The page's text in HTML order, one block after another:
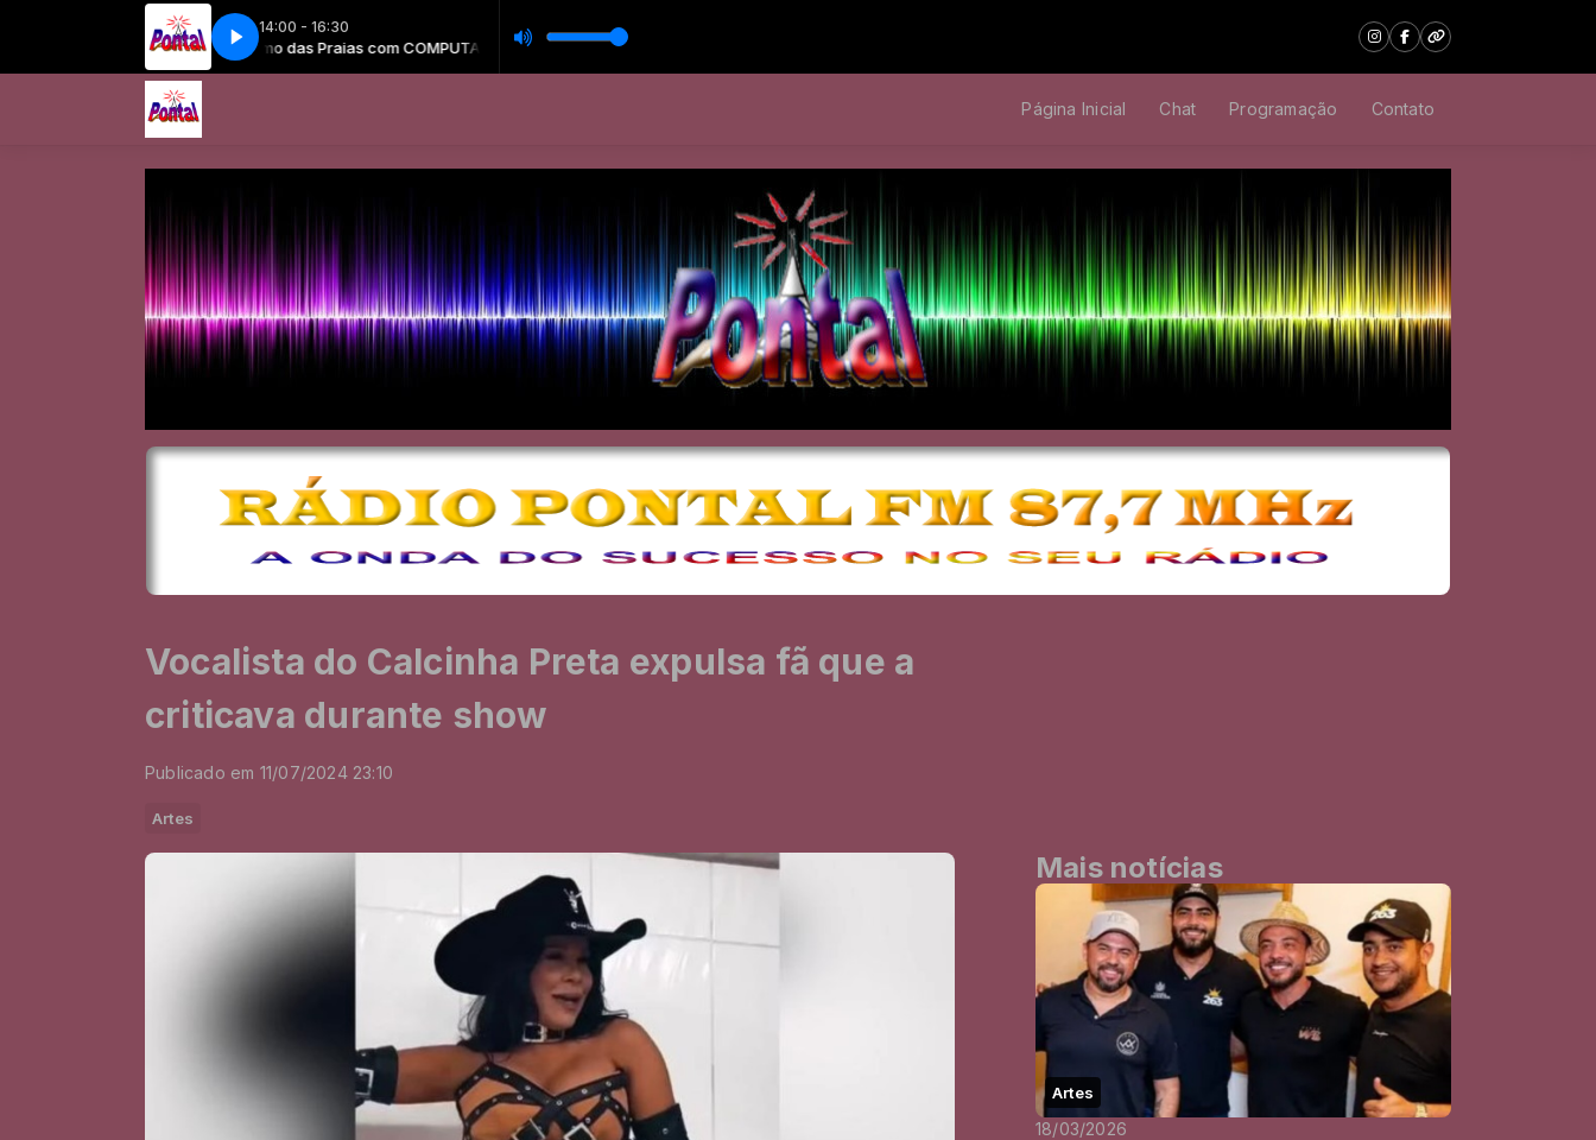
14:00 - 16:30
Praias com COMPUTADORRitmo das Praias com COMPUTADOR
Página Inicial Chat Programação Contato
Vocalista do Calcinha Preta expulsa fã que a
criticava durante show
Publicado em 11/07/2024 23:10
Artes
Mais notícias
Artes
18/03/2026